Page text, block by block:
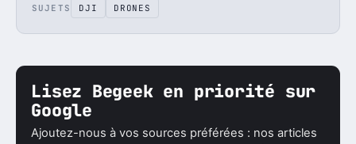
SUJETS DJI DRONES
Lisez Begeek en priorité sur
Google
Ajoutez-nous à vos sources préférées : nos articles